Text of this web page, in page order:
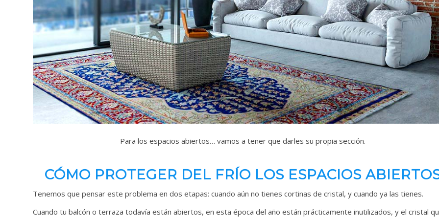
Para los espacios abiertos… vamos a tener que darles su propia sección.
CÓMO PROTEGER DEL FRÍO LOS ESPACIOS
Tenemos que pensar este problema en dos etapas: cuando aún no tienes cortinas de cristal, y cuando ya las tienes.
Cuando tu balcón o terraza todavía están abiertos, en esta época del año están prácticamente inutilizados, y el cristal